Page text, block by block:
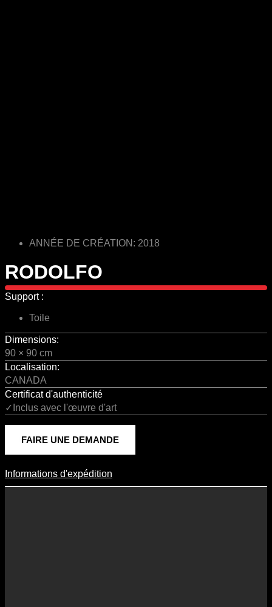
ANNÉE DE CRÉATION: 2018
RODOLFO
Support :
Toile
Dimensions:
90 × 90 cm
Localisation:
CANADA
Certificat d'authenticité
✓Inclus avec l'œuvre d'art
FAIRE UNE DEMANDE
Informations D'expédition
Informations d'expédition